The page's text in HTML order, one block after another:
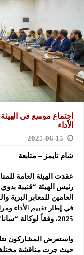
اجتماع موسع في الهيئة
الأداء
2025-06-15
شام تايمز – متابعة
عقدت الهيئة العامة
رئيس الهيئة “قتيبة
العامين للمعابر البرية
في إطار تقييم الأداء
2025، وفقاً لوكالة “سانا”.
واستعرض المشاركون
حيث جرت مناقشة مختلف